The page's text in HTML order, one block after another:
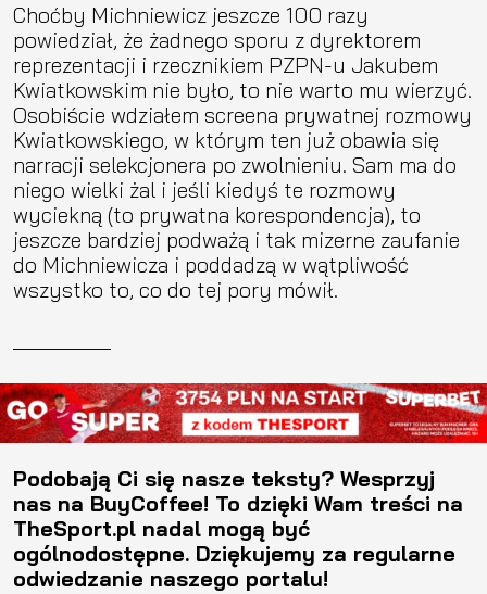
Choćby Michniewicz jeszcze 100 razy
powiedział, że żadnego sporu z dyrektorem
reprezentacji i rzecznikiem PZPN-u Jakubem
Kwiatkowskim nie było, to nie warto mu wierzyć.
Osobiście wdziałem screena prywatnej rozmowy
Kwiatkowskiego, w którym ten już obawia się
narracji selekcjonera po zwolnieniu. Sam ma do
niego wielki żal i jeśli kiedyś te rozmowy
wyciekną (to prywatna korespondencja), to
jeszcze bardziej podważą i tak mizerne zaufanie
do Michniewicza i poddadzą w wątpliwość
wszystko to, co do tej pory mówił.
Podobają Ci się nasze teksty? Wesprzyj
nas na BuyCoffee! To dzięki Wam treści na
TheSport.pl nadal mogą być
ogólnodostępne. Dziękujemy za regularne
odwiedzanie naszego portalu!